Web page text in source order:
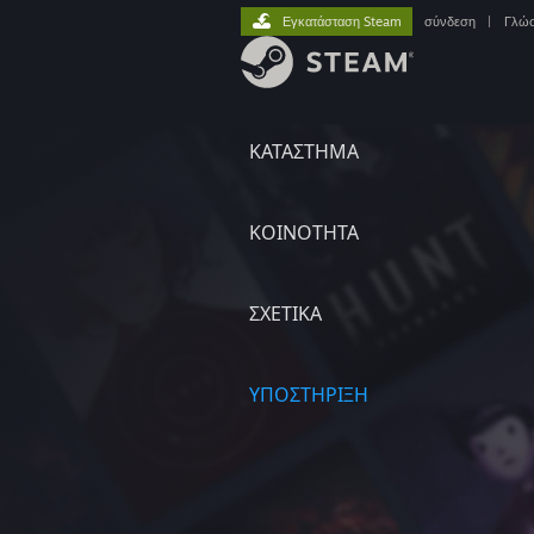
ΚΑΤΑΣΤΗΜΑ
ΚΟΙΝΟΤΗΤΑ
ΣΧΕΤΙΚΆ
ΥΠΟΣΤΗΡΙΞΗ
Εγκατάσταση Steam σύνδεση